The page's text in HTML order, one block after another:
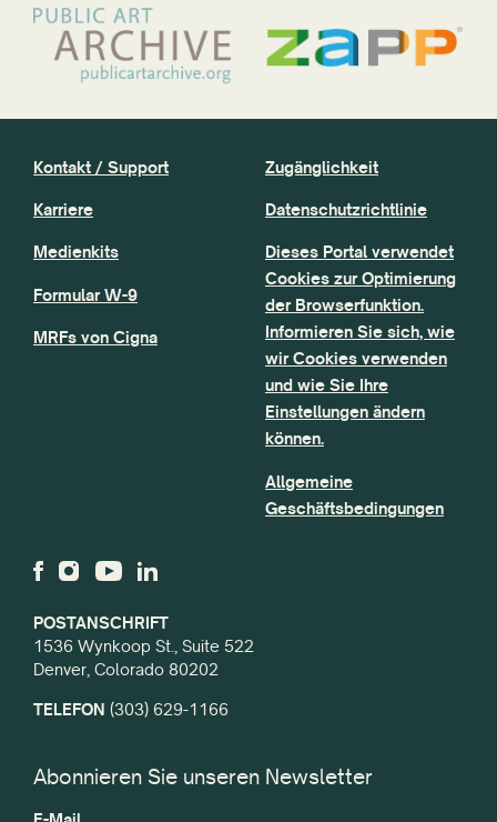
POSTANSCHRIFT
1536 Wynkoop St., Suite 522
Denver, Colorado 80202
TELEFON (303) 629-1166
Kontakt / Support
Karriere
Medienkits
Formular W-9
MRFs von Cigna
Zugänglichkeit
Datenschutzrichtlinie
Dieses Portal verwendet
Cookies zur Optimierung
der Browserfunktion.
Informieren Sie sich, wie
wir Cookies verwenden
und wie Sie Ihre
Einstellungen ändern
können.
Allgemeine
Geschäftsbedingungen
Abonnieren Sie unseren Newsletter